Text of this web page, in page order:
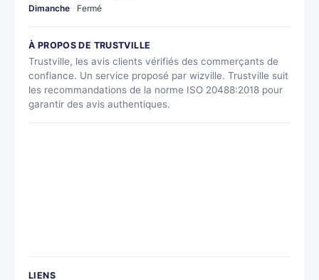
Dimanche
Fermé
À PROPOS DE TRUSTVILLE
Trustville, les avis clients vérifiés des commerçants de
confiance. Un service proposé par wizville. Trustville suit
les recommandations de la norme ISO 20488:2018 pour
garantir des avis authentiques.
LIENS